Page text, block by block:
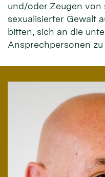
und/oder Zeugen von
sexualisierter Gewalt
bitten, sich an die
Ansprechpersonen